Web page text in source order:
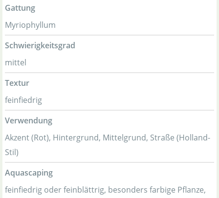
Gattung
Myriophyllum
Schwierigkeitsgrad
mittel
Textur
feinfiedrig
Verwendung
Akzent (Rot), Hintergrund, Mittelgrund, Straße (Holland-
Stil)
Aquascaping
feinfiedrig oder feinblättrig, besonders farbige Pflanze,